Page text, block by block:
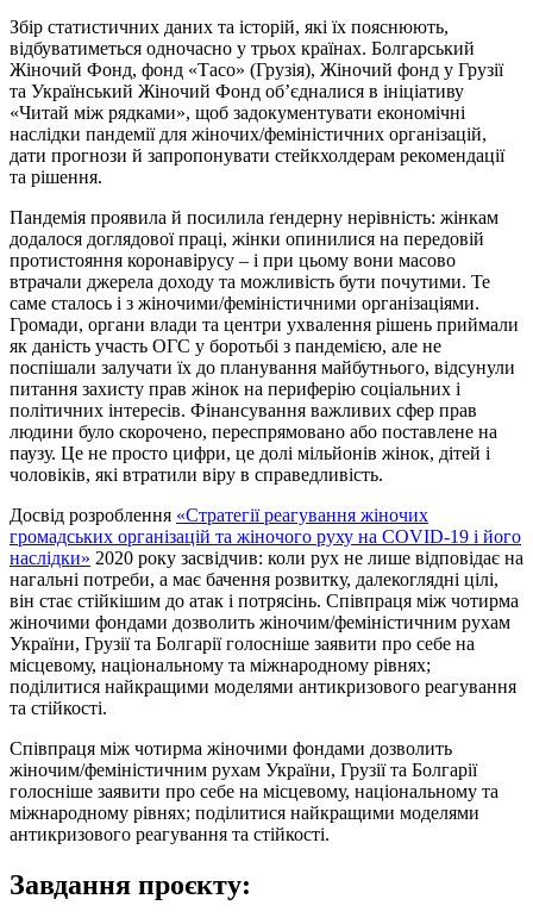
Збір статистичних даних та історій, які їх пояснюють,
відбуватиметься одночасно у трьох країнах. Болгарський
Жіночий Фонд, фонд «Тасо» (Грузія), Жіночий фонд у Грузії
та Український Жіночий Фонд об’єдналися в ініціативу
«Читай між рядками», щоб задокументувати економічні
наслідки пандемії для жіночих/феміністичних організацій,
дати прогнози й запропонувати стейкхолдерам рекомендації
та рішення.
Пандемія проявила й посилила ґендерну нерівність: жінкам
додалося доглядової праці, жінки опинилися на передовій
протистояння коронавірусу – і при цьому вони масово
втрачали джерела доходу та можливість бути почутими. Те
саме сталось і з жіночими/феміністичними організаціями.
Громади, органи влади та центри ухвалення рішень приймали
як даність участь ОГС у боротьбі з пандемією, але не
поспішали залучати їх до планування майбутнього, відсунули
питання захисту прав жінок на периферію соціальних і
політичних інтересів. Фінансування важливих сфер прав
людини було скорочено, переспрямовано або поставлене на
паузу. Це не просто цифри, це долі мільйонів жінок, дітей і
чоловіків, які втратили віру в справедливість.
Досвід розроблення «Стратегії реагування жіночих
громадських організацій та жіночого руху на COVID-19 і його
наслідки» 2020 року засвідчив: коли рух не лише відповідає на
нагальні потреби, а має бачення розвитку, далекоглядні цілі,
він стає стійкішим до атак і потрясінь. Співпраця між чотирма
жіночими фондами дозволить жіночим/феміністичним рухам
України, Грузії та Болгарії голосніше заявити про себе на
місцевому, національному та міжнародному рівнях;
поділитися найкращими моделями антикризового реагування
та стійкості.
Співпраця між чотирма жіночими фондами дозволить
жіночим/феміністичним рухам України, Грузії та Болгарії
голосніше заявити про себе на місцевому, національному та
міжнародному рівнях; поділитися найкращими моделями
антикризового реагування та стійкості.
Завдання проєкту: